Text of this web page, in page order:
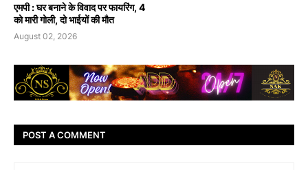
एमपी : घर बनाने के विवाद पर फायरिंग, 4
को मारी गोली, दो भाईयों की मौत
August 02, 2026
POST A COMMENT